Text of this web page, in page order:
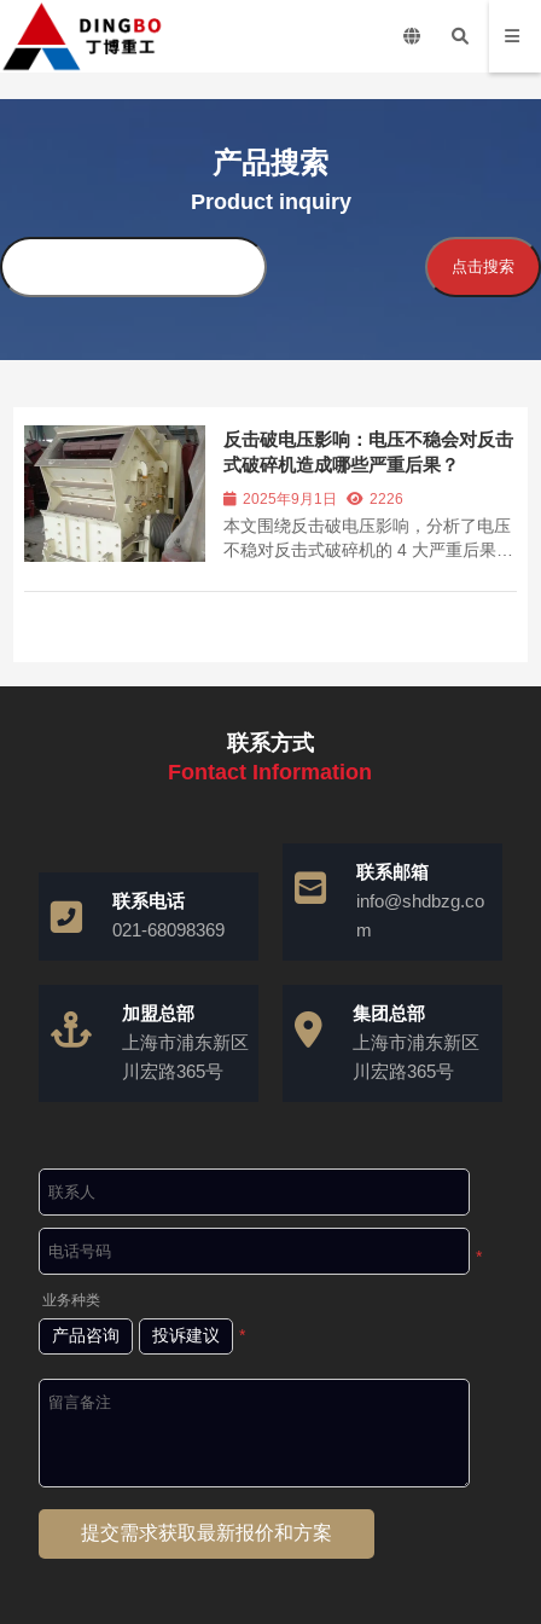
产品搜索
Product inquiry
点击搜索
反击破电压影响：电压不稳会对反击
式破碎机造成哪些严重后果？
2025年9月1日 2226
本文围绕反击破电压影响，分析了电压
不稳对反击式破碎机的 4 大严重后果，
考。
联系方式
Fontact Information
联系电话
021-68098369
联系邮箱
info@shdbzg.co
m
加盟总部
上海市浦东新区
川宏路365号
集团总部
上海市浦东新区
川宏路365号
*
业务种类
产品咨询 投诉建议 *